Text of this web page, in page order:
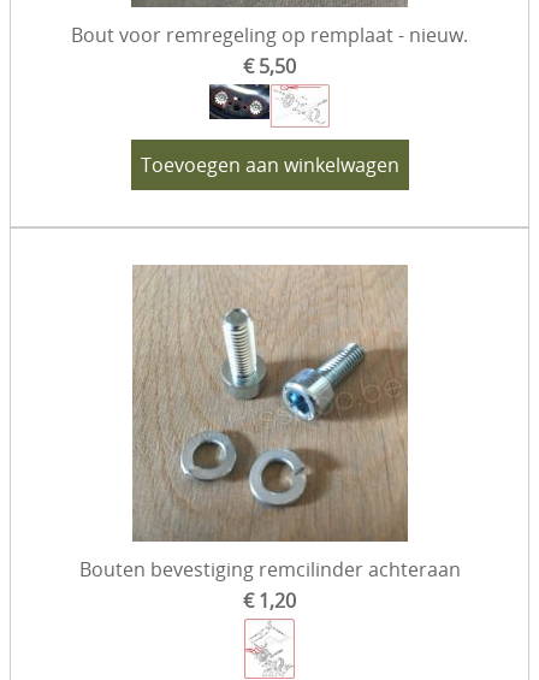
Bout voor remregeling op remplaat - nieuw.
€ 5,50
Toevoegen aan winkelwagen
Bouten bevestiging remcilinder achteraan
€ 1,20